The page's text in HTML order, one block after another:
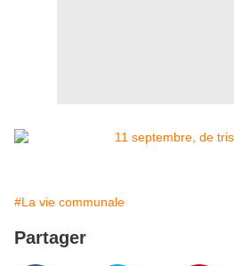
#La vie communale
Partager